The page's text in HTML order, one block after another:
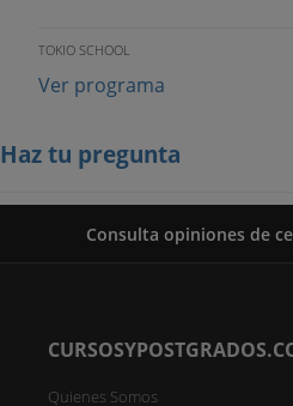
TOKIO SCHOOL
Ver programa
Haz tu pregunta
Consulta opiniones de
Quienes Somos